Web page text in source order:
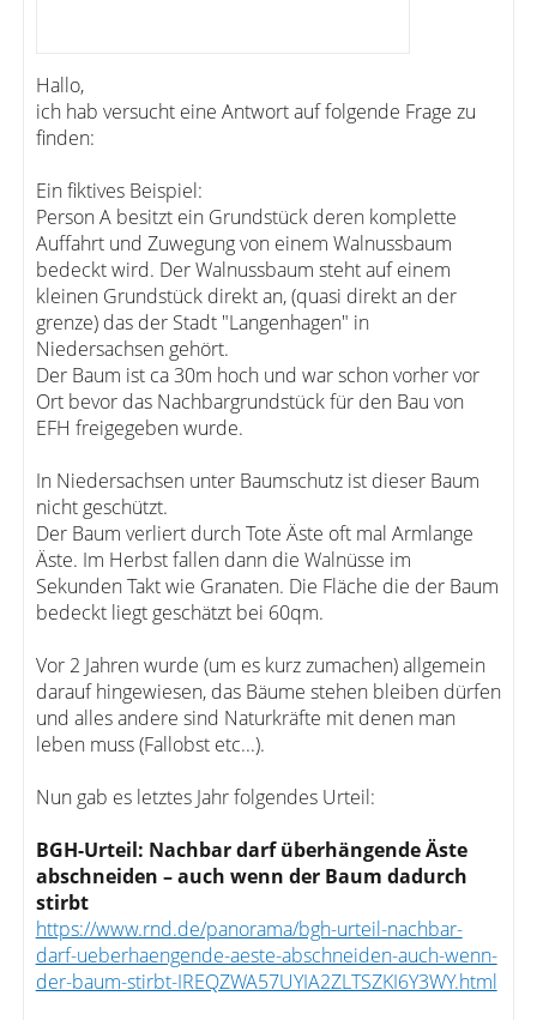
Hallo,
ich hab versucht eine Antwort auf folgende Frage zu
finden:
Ein fiktives Beispiel:
Person A besitzt ein Grundstück deren komplette
Auffahrt und Zuwegung von einem Walnussbaum
bedeckt wird. Der Walnussbaum steht auf einem
kleinen Grundstück direkt an, (quasi direkt an der
grenze) das der Stadt "Langenhagen" in
Niedersachsen gehört.
Der Baum ist ca 30m hoch und war schon vorher vor
Ort bevor das Nachbargrundstück für den Bau von
EFH freigegeben wurde.
In Niedersachsen unter Baumschutz ist dieser Baum
nicht geschützt.
Der Baum verliert durch Tote Äste oft mal Armlange
Äste. Im Herbst fallen dann die Walnüsse im
Sekunden Takt wie Granaten. Die Fläche die der Baum
bedeckt liegt geschätzt bei 60qm.
Vor 2 Jahren wurde (um es kurz zumachen) allgemein
darauf hingewiesen, das Bäume stehen bleiben dürfen
und alles andere sind Naturkräfte mit denen man
leben muss (Fallobst etc...).
Nun gab es letztes Jahr folgendes Urteil:
BGH-Urteil: Nachbar darf überhängende Äste
abschneiden – auch wenn der Baum dadurch
stirbt
https://www.rnd.de/panorama/bgh-urteil-nachbar-
darf-ueberhaengende-aeste-abschneiden-auch-wenn-
der-baum-stirbt-IREQZWA57UYIA2ZLTSZKI6Y3WY.html